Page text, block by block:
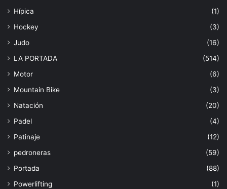
Hípica
(1)
Hockey
(3)
Judo
(16)
LA PORTADA
(514)
Motor
(6)
Mountain Bike
(3)
Natación
(20)
Padel
(4)
Patinaje
(12)
pedroneras
(59)
Portada
(88)
Powerlifting
(1)